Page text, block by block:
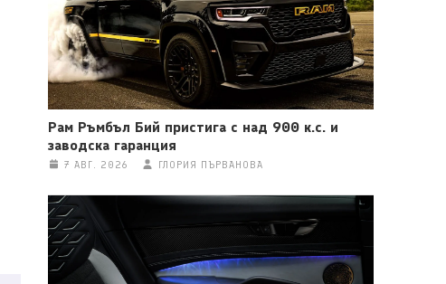
Рам Ръмбъл Бий пристига с над 900 к.с. и
заводска гаранция
7 АВГ. 2026 ГЛОРИЯ ПЪРВАНОВА